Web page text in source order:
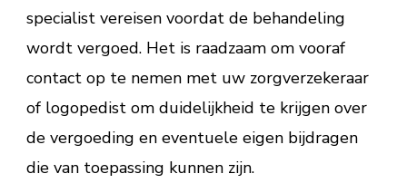
specialist vereisen voordat de behandeling
wordt vergoed. Het is raadzaam om vooraf
contact op te nemen met uw zorgverzekeraar
of logopedist om duidelijkheid te krijgen over
de vergoeding en eventuele eigen bijdragen
die van toepassing kunnen zijn.